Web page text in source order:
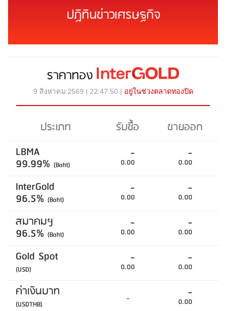
ปฏิทินข่าวเศรษฐกิจ
ราคาทอง
9 สิงหาคม 2569 | 22:47:50 | อยู่ในช่วงตลาดทองปิด
ประเภท รับซื้อ
ขายออก
LBMA
99.99% (Baht)
-
0.00
-
0.00
InterGold
96.5% (Baht)
-
0.00
-
0.00
สมาคมฯ
96.5% (Baht)
-
0.00
-
0.00
Gold Spot
(USD)
-
0.00
-
0.00
ค่าเงินบาท
(USDTHB) - -
0.00